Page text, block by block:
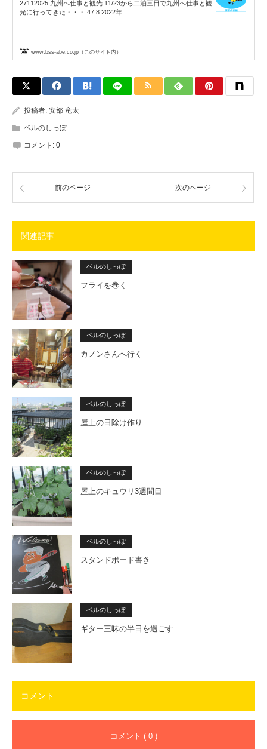
27112025 九州へ仕事と観光 11/23から二泊三日で九州へ仕事と観
光に行ってきた・・・ 47 8 2022年 ...
www.bss-abe.co.jp（このサイト内）
投稿者: 安部 竜太
ベルのしっぽ
コメント: 0
前のページ 次のページ
関連記事
ベルのしっぽ
フライを巻く
ベルのしっぽ
カノンさんへ行く
ベルのしっぽ
屋上の日除け作り
ベルのしっぽ
屋上のキュウリ3週間目
ベルのしっぽ
スタンドボード書き
ベルのしっぽ
ギター三昧の半日を過ごす
コメント
コメント ( 0 )